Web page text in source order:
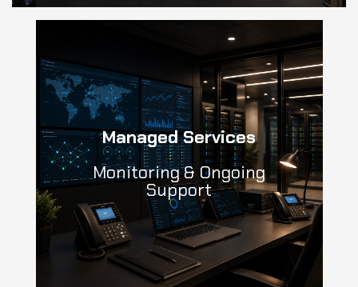
Managed Services
Monitoring & Ongoing
Support